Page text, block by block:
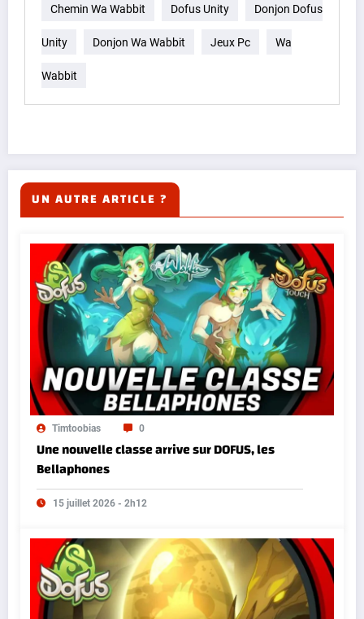
Chemin Wa Wabbit Dofus Unity Donjon Dofus
Unity Donjon Wa Wabbit Jeux Pc Wa
Wabbit
UN AUTRE ARTICLE ?
Timtoobias 0
Une nouvelle classe arrive sur DOFUS, les
Bellaphones
15 juillet 2026 - 2h12